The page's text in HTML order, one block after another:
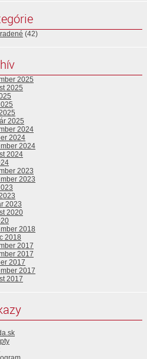
(42)
2025
2025
2025
2024
2024
2024
2024
2023
2023
2023
2020
2018
2018
2017
2017
2017
2017
2017